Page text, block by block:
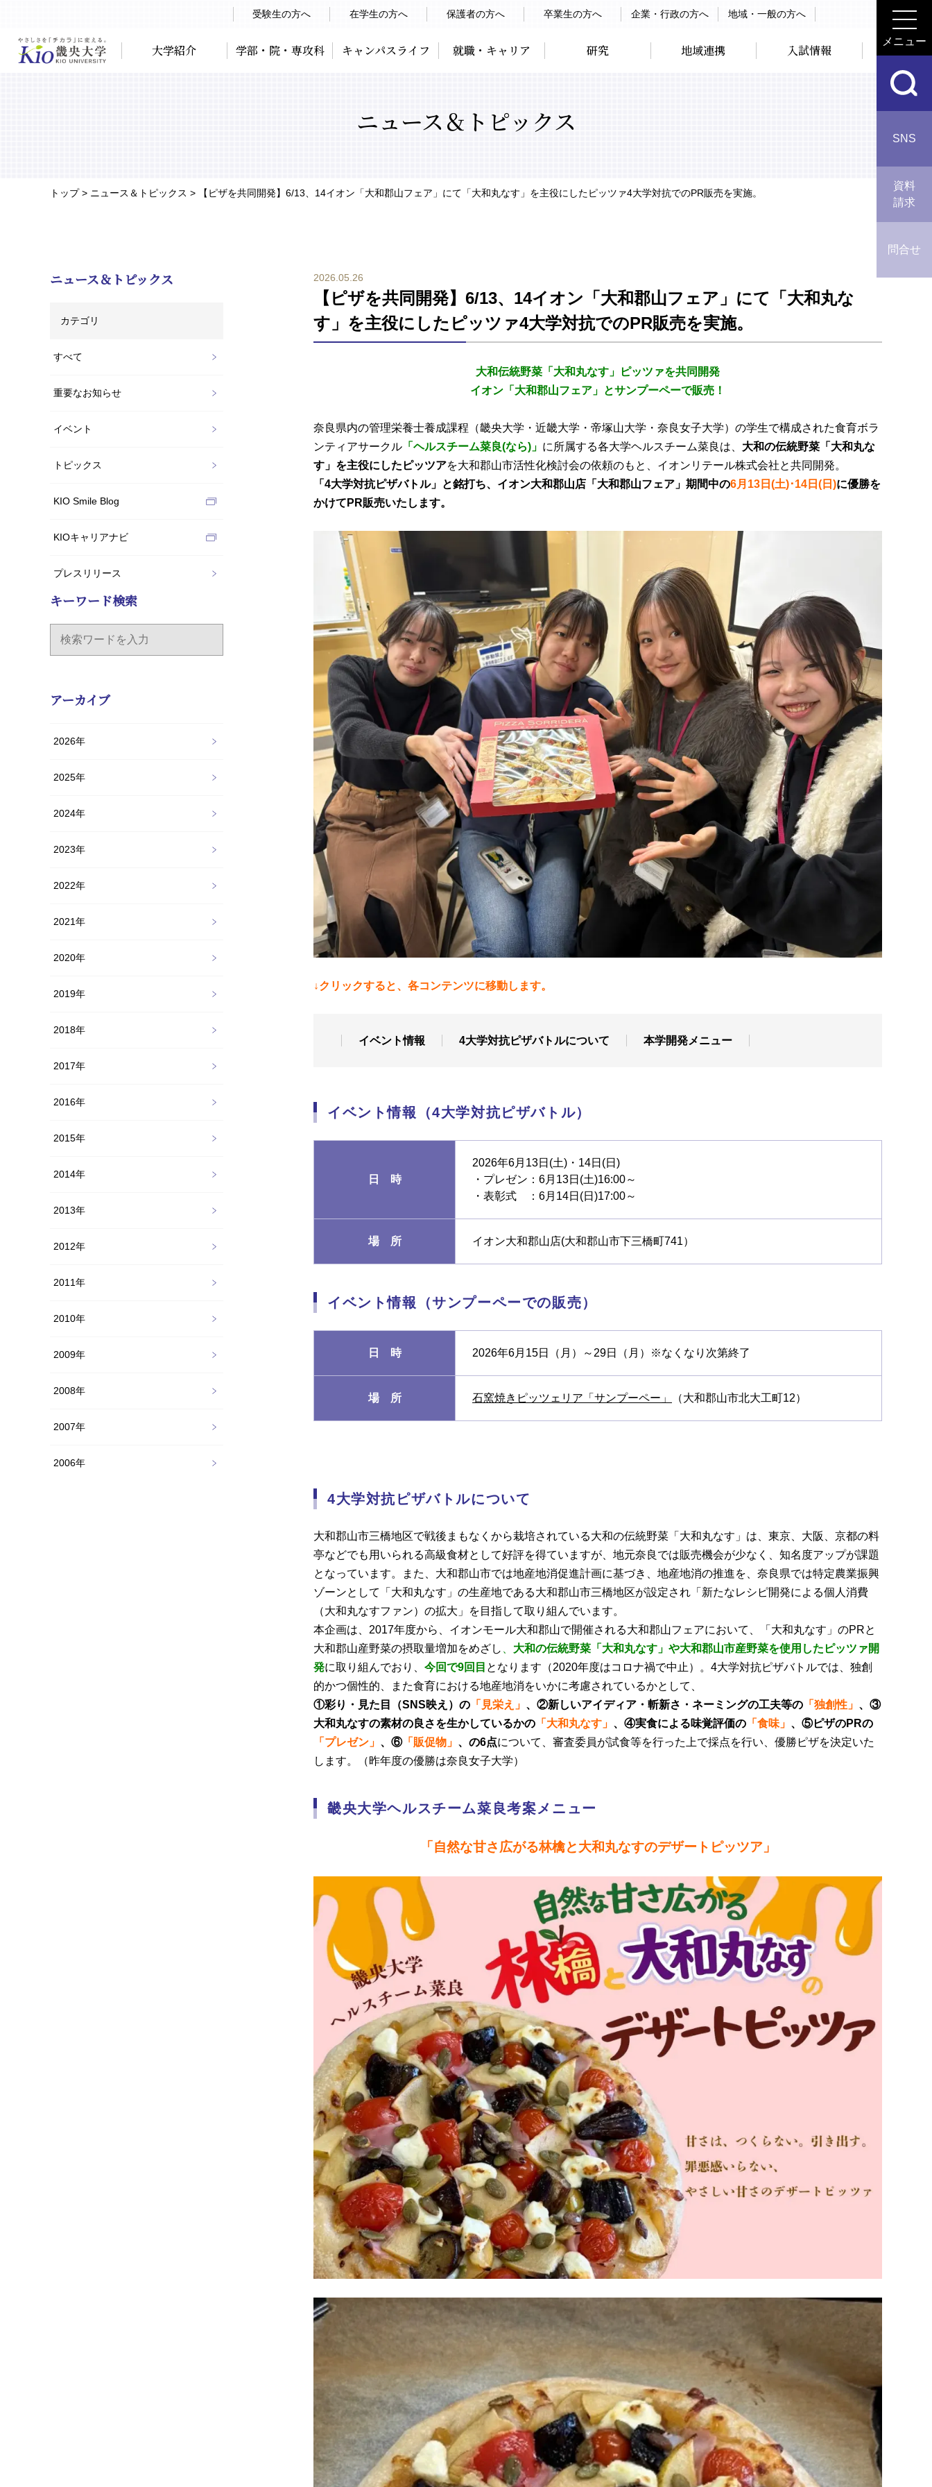
受験生の方へ 在学生の方へ 保護者の方へ 卒業生の方へ 企業・行政の方へ 地域・一般の方へ
大学紹介 学部・院・専攻科 キャンパスライフ 就職・キャリア 研究 地域連携 入試情報
メニュー
SNS
資料
請求
問合せ
ニュース＆トピックス
トップ> ニュース＆トピックス > 【ピザを共同開発】6/13、14イオン「大和郡山フェア」にて「大和丸なす」を主役にしたピッツァ4大学対抗でのPR販売を実施。
2026.05.26
【ピザを共同開発】6/13、14イオン「大和郡山フェア」にて「大和丸な
す」を主役にしたピッツァ4大学対抗でのPR販売を実施。
大和伝統野菜「大和丸なす」ピッツァを共同開発
イオン「大和郡山フェア」とサンプーペーで販売！
奈良県内の管理栄養士養成課程（畿央大学・近畿大学・帝塚山大学・奈良女子大学）の学生で構成された食育ボラ
ンティアサークル 「ヘルスチーム菜良(なら)」 に所属する各大学ヘルスチーム菜良は、 大和の伝統野菜「大和丸な
す」を主役にしたピッツアを大和郡山市活性化検討会の依頼のもと、イオンリテール株式会社と共同開発。
「4大学対抗ピザバトル」と銘打ち、イオン大和郡山店「大和郡山フェア」期間中の6月13日(土)･14日(日)に優勝を
かけてPR販売いたします。
↓クリックすると、各コンテンツに移動します。
イベント情報 4大学対抗ピザバトルについて 本学開発メニュー
イベント情報（4大学対抗ピザバトル）
日 時
2026年6月13日(土)・14日(日)
・プレゼン：6月13日(土)16:00～
・表彰式 ：6月14日(日)17:00～
場 所 イオン大和郡山店(大和郡山市下三橋町741）
イベント情報（サンプーペーでの販売）
日 時 2026年6月15日（月）～29日（月）※なくなり次第終了
場 所 石窯焼きピッツェリア「サンプーペー」 （大和郡山市北大工町12）
4大学対抗ピザバトルについて
大和郡山市三橋地区で戦後まもなくから栽培されている大和の伝統野菜「大和丸なす」は、東京、大阪、京都の料
亭などでも用いられる高級食材として好評を得ていますが、地元奈良では販売機会が少なく、知名度アップが課題
となっています。また、大和郡山市では地産地消促進計画に基づき、地産地消の推進を、奈良県では特定農業振興
ゾーンとして「大和丸なす」の生産地である大和郡山市三橋地区が設定され「新たなレシピ開発による個人消費
（大和丸なすファン）の拡大」を目指して取り組んでいます。
本企画は、2017年度から、イオンモール大和郡山で開催される大和郡山フェアにおいて、「大和丸なす」のPRと
大和郡山産野菜の摂取量増加をめざし
大和の伝統野菜「大和丸なす」や大和郡山市産野菜を使用したピッツァ開
発に取り組んでおり、 今回で9回目 となります（2020年度はコロナ禍で中止）。4大学対抗ピザバトルでは、独創
的かつ個性的、また食育における地産地消をいかに考慮されているかとして、
①彩り・見た目（SNS映え）の 「見栄え」 、②新しいアイディア・斬新さ・ネーミングの工夫等の 「独創性」 、③
大和丸なすの素材の良さを生かしているかの 「大和丸なす」 、④実食による味覚評価の 「食味」 、⑤ピザのPRの
「プレゼン」 、⑥「販促物」 、の6点について、審査委員が試食等を行った上で採点を行い、優勝ピザを決定いた
します。（昨年度の優勝は奈良女子大学）
畿央大学ヘルスチーム菜良考案メニュー
「自然な甘さ広がる林檎と大和丸なすのデザートピッツア」
ニュース＆トピックス
カテゴリ
すべて
重要なお知らせ
イベント
トピックス
KIO Smile Blog
KIOキャリアナビ
プレスリリース
キーワード検索
アーカイブ
2026年
2025年
2024年
2023年
2022年
2021年
2020年
2019年
2018年
2017年
2016年
2015年
2014年
2013年
2012年
2011年
2010年
2009年
2008年
2007年
2006年